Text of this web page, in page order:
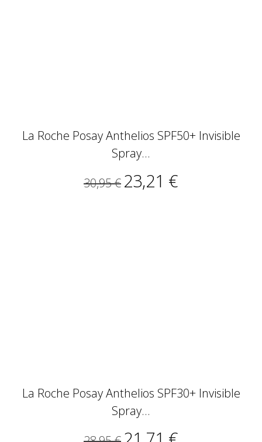
La Roche Posay Anthelios SPF50+ Invisible
Spray...
30,95 € 23,21 €
La Roche Posay Anthelios SPF30+ Invisible
Spray...